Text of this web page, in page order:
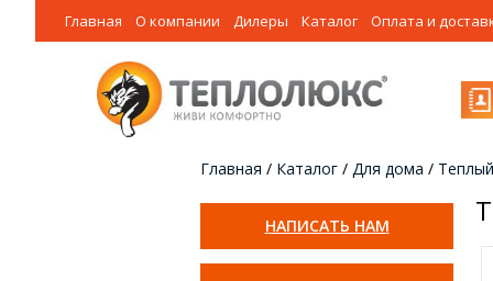
Главная О компании Дилеры Каталог Оплата и
НАПИСАТЬ НАМ
Главная / Каталог / Для дома /